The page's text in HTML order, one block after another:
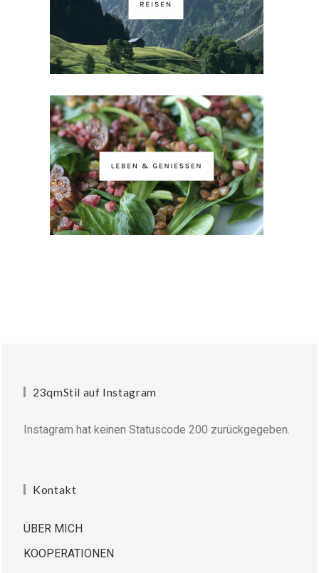
23qmStil auf Instagram
Instagram hat keinen Statuscode 200 zurückgegeben.
Kontakt
ÜBER MICH
KOOPERATIONEN